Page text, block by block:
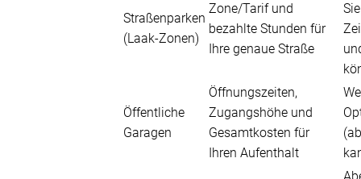
Straßenparken
(Laak-Zonen)
Zone/Tarif und
bezahlte Stunden für
Ihre genaue Straße
Öffentliche
Garagen
Öffnungszeiten,
Zugangshöhe und
Gesamtkosten für
Ihren Aufenthalt